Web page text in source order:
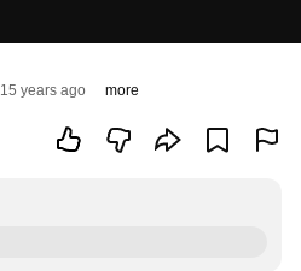
15 years ago more